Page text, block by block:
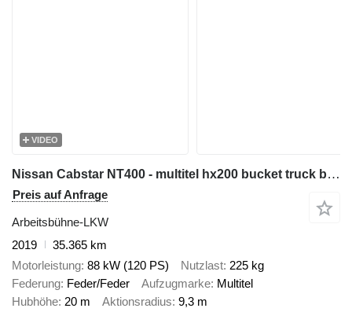
VIDEO
Nissan Cabstar NT400 - multitel hx200 bucket truck boom lift zwyżka
Preis auf Anfrage
Arbeitsbühne-LKW
2019
35.365 km
Motorleistung 88 kW (120 PS) Nutzlast 225 kg
Federung Feder/Feder Aufzugmarke Multitel
Hubhöhe 20 m Aktionsradius 9,3 m